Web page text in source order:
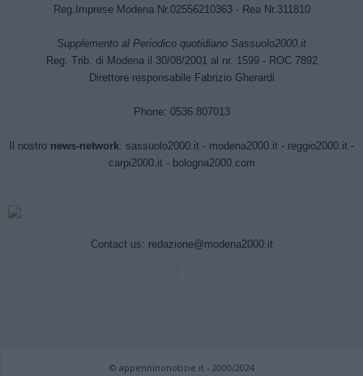
Reg.Imprese Modena Nr.02556210363 - Rea Nr.311810
Supplemento al Periodico quotidiano Sassuolo2000.it
Reg. Trib. di Modena il 30/08/2001 al nr. 1599 - ROC 7892
Direttore responsabile Fabrizio Gherardi
Phone: 0536.807013
Il nostro news-network: sassuolo2000.it - modena2000.it - reggio2000.it -
carpi2000.it- bologna2000.com
Contact us: redazione@modena2000.it
© appenninonotizie.it - 2000/2024